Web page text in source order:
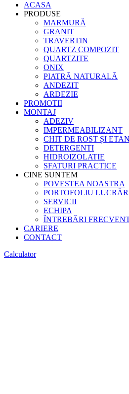
ACASA
PRODUSE
MARMURĂ
GRANIT
TRAVERTIN
QUARTZ COMPOZIT
QUARTZITE
ONIX
PIATRĂ NATURALĂ
ANDEZIT
ARDEZIE
PROMOTII
MONTAJ
ADEZIV
IMPERMEABILIZANT
CHIT DE ROST ȘI
DETERGENTI
HIDROIZOLATIE
SFATURI PRACTICE
CINE SUNTEM
POVESTEA NOASTRA
PORTOFOLIU
SERVICII
ECHIPA
ÎNTREBĂRI
CARIERE
CONTACT
Calculator